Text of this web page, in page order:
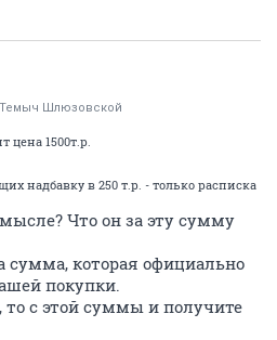
Темыч Шлюзовской
цена 1500т.р.
надбавку в 250 т.р. - только расписка
Что он за эту сумму
сумма, которая официально
покупки.
то с этой суммы и получите